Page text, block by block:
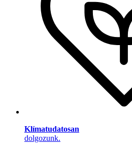
Klímatudatosan
dolgozunk.